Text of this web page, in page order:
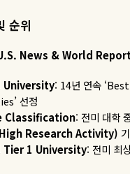
순위
News & World
: 14년 연속
선정
Classification: 전미 대학
Research Activity)
1 University: 전미 최